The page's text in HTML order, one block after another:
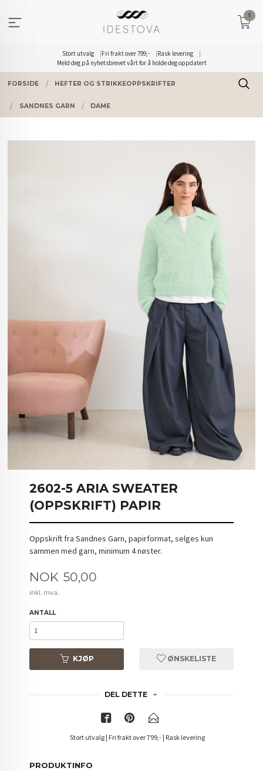
innholdet
Stort utvalg Fri frakt over 799,-
Rask levering
Meld deg på nyhetsbrevet vårt for å holde deg oppdatert
0
FORSIDE HEFTER OG STRIKKEOPPSKRIFTER
SANDNES GARN DAME
2602-5 ARIA SWEATER
(OPPSKRIFT) PAPIR
Oppskrift fra Sandnes Garn, papirformat, selges kun
sammen med garn, minimum 4 nøster.
Pris
NOK 50,00
inkl. mva.
ANTALL
KJØP ØNSKELISTE
DEL DETTE
Stort utvalg | Fri frakt over 799,- | Rask levering
PRODUKTINFO